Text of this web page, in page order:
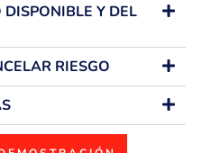
DISPONIBLE Y DEL
RIESGO